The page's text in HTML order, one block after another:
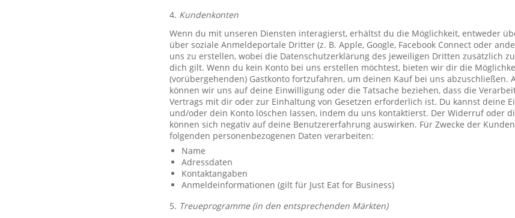
4. Kundenkonten
Wenn du mit unseren Diensten interagierst, erhältst du die Möglichkeit, entweder
über soziale Anmeldeportale Dritter (z. B. Apple, Google, Facebook Connect oder
uns zu erstellen, wobei die Datenschutzerklärung des jeweiligen Dritten zusätzlich
dich gilt. Wenn du kein Konto bei uns erstellen möchtest, bieten wir dir die
(vorübergehenden) Gastkonto fortzufahren, um deinen Kauf bei uns abzuschließen.
können wir uns auf deine Einwilligung oder die Tatsache beziehen, dass die
Vertrags mit dir oder zur Einhaltung von Gesetzen erforderlich ist. Du kannst deine
und/oder dein Konto löschen lassen, indem du uns kontaktierst. Der Widerruf oder
können sich negativ auf deine Benutzererfahrung auswirken. Für Zwecke der
folgenden personenbezogenen Daten verarbeiten:
Name
Adressdaten
Kontaktangaben
Anmeldeinformationen (gilt für Just Eat for Business)
5. Treueprogramme (in den entsprechenden Märkten)